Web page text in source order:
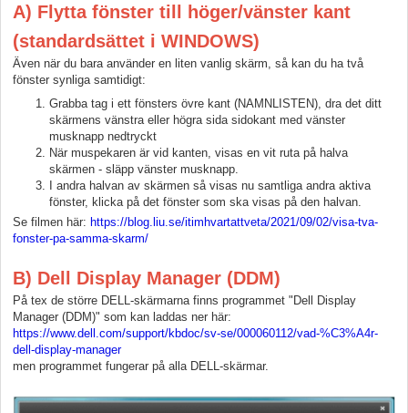
A) Flytta fönster till höger/vänster kant
(standardsättet i WINDOWS)
Även när du bara använder en liten vanlig skärm, så kan du ha två
fönster synliga samtidigt:
Grabba tag i ett fönsters övre kant (NAMNLISTEN), dra det ditt
skärmens vänstra eller högra sida sidokant med vänster
musknapp nedtryckt
När muspekaren är vid kanten, visas en vit ruta på halva
skärmen - släpp vänster musknapp.
I andra halvan av skärmen så visas nu samtliga andra aktiva
fönster, klicka på det fönster som ska visas på den halvan.
Se filmen här: https://blog.liu.se/itimhvartattveta/2021/09/02/visa-tva-
fonster-pa-samma-skarm/
B) Dell Display Manager (DDM)
På tex de större DELL-skärmarna finns programmet "Dell Display
Manager (DDM)" som kan laddas ner här:
https://www.dell.com/support/kbdoc/sv-se/000060112/vad-%C3%A4r-
dell-display-manager
men programmet fungerar på alla DELL-skärmar.